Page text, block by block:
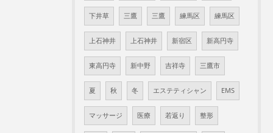
下井草 三鷹 三鷹 練馬区 練馬区
上石神井 上石神井 新宿区 新高円寺
東高円寺 新中野 吉祥寺 三鷹市
夏 秋 冬 エステティシャン EMS
マッサージ 医療 若返り 整形